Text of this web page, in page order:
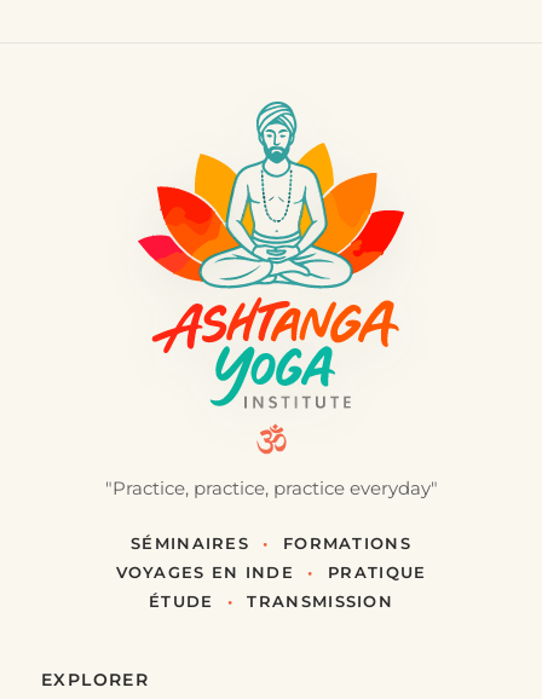
"Practice, practice, practice everyday"
SÉMINAIRES •
FORMATIONS
VOYAGES EN INDE
•
PRATIQUE
ÉTUDE
• TRANSMISSION
EXPLORER